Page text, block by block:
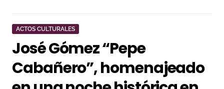
ACTOS CULTURALES
José Gómez “Pepe
Cabañero”, homenajeado